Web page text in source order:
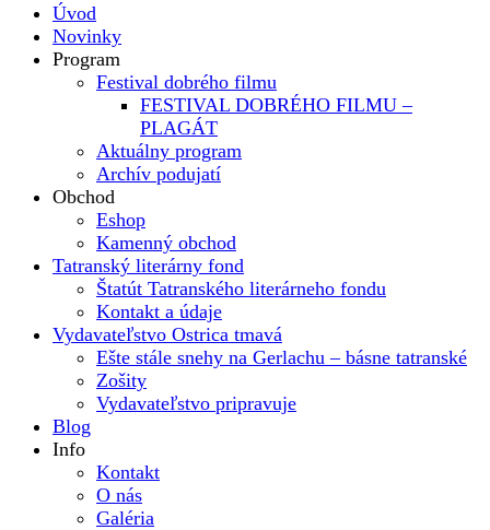
Úvod
Novinky
Program
Festival dobrého filmu
FESTIVAL DOBRÉHO FILMU –
PLAGÁT
Aktuálny program
Archív podujatí
Obchod
Eshop
Kamenný obchod
Tatranský literárny fond
Štatút Tatranského literárneho fondu
Kontakt a údaje
Vydavateľstvo Ostrica tmavá
Ešte stále snehy na Gerlachu – básne tatranské
Zošity
Vydavateľstvo pripravuje
Blog
Info
Kontakt
O nás
Galéria